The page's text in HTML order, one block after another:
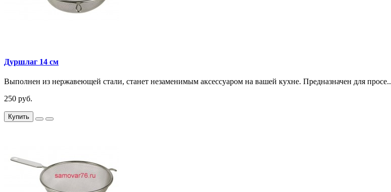
Дуршлаг 14 см
Выполнен из нержавеющей стали, станет незаменимым аксессуаром на вашей кухне. Предназначен для просе..
250 руб.
Купить